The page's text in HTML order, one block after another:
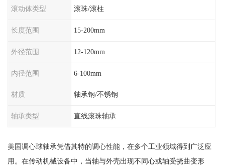
滚动体类型 滚珠/滚柱
长度范围 15-200mm
外径范围 12-120mm
内径范围 6-100mm
材质 轴承钢/不锈钢
轴承类型 直线滚珠轴承
美国调心球轴承凭借其特的调心性能，在多个工业领域得到广泛应
用。在传动机械设备中，当轴与外壳出现不同心或轴受挠曲变形